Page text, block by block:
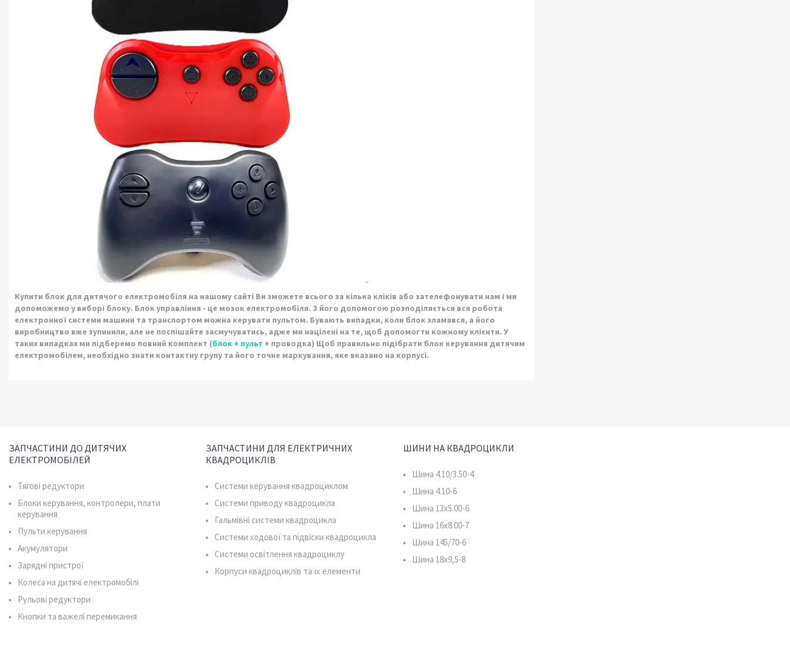
Купити блок для дитячого електромобіля на нашому сайті Ви зможете всього за кілька кліків або зателефонувати нам і ми
допоможемо у виборі блоку. Блок управління - це мозок електромобіля. З його допомогою розподіляється вся робота
електронної системи машини та транспортом можна керувати пультом. Бувають випадки, коли блок зламався, а його
виробництво вже зупинили, але не поспішайте засмучуватись, адже ми націлені на те, щоб допомогти кожному клієнти. У
таких випадках ми підберемо повний комплект (блок + пульт + проводка) Щоб правильно підібрати блок керування дитячим
електромобілем, необхідно знати контактну групу та його точне маркування, яке вказано на корпусі.
ЗАПЧАСТИНИ ДО ДИТЯЧИХ
ЕЛЕКТРОМОБІЛЕЙ
Тягові редуктори
Блоки керування, контролери, плати
керування
Пульти керування
Акумулятори
Зарядні пристрої
Колеса на дитячі електромобілі
Рульові редуктори
Кнопки та важелі перемикання
ЗАПЧАСТИНИ ДЛЯ ЕЛЕКТРИЧНИХ
КВАДРОЦИКЛІВ
Системи керування квадроциклом
Системи приводу квадроцикла
Гальмівні системи квадроцикла
Системи ходової та підвіски квадроцикла
Системи освітлення квадроциклу
Корпуси квадроциклів та їх елементи
ШИНИ НА КВАДРОЦИКЛИ
Шина 4.10/3.50-4
Шина 4.10-6
Шина 13x5.00-6
Шина 16x8.00-7
Шина 145/70-6
Шина 18x9,5-8